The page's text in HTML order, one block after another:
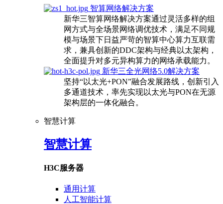
智算网络解决方案
新华三智算网络解决方案通过灵活多样的组
网方式与全场景网络调优技术，满足不同规
模与场景下日益严苛的智算中心算力互联需
求，兼具创新的DDC架构与经典以太架构，
全面提升对多元异构算力的网络承载能力。
新华三全光网络5.0解决方案
坚持“以太光+PON”融合发展路线，创新引入
多通道技术，率先实现以太光与PON在无源
架构层的一体化融合。
智慧计算
智慧计算
H3C服务器
通用计算
人工智能计算